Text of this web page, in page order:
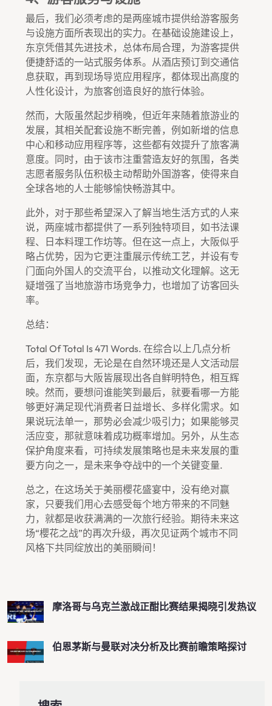
最后，我们必须考虑的是两座城市提供给游客服务
与设施方面所表现出的实力。在基础设施建设上，
东京凭借其先进技术，总体布局合理，为游客提供
便捷舒适的一站式服务体系。从酒店预订到交通信
息获取，再到现场导览应用程序，都体现出高度的
人性化设计，为旅客创造良好的旅行体验。
然而，大阪虽然起步稍晚，但近年来随着旅游业的
发展，其相关配套设施不断完善，例如新增的信息
中心和移动应用程序等，这些都有效提升了旅客满
意度。同时，由于该市注重营造友好的氛围，各类
志愿者服务队伍积极主动帮助外国游客，使得来自
全球各地的人士能够愉快畅游其中。
此外，对于那些希望深入了解当地生活方式的人来
说，两座城市都提供了一系列独特项目，如书法课
程、日本料理工作坊等。但在这一点上，大阪似乎
略占优势，因为它更注重展示传统工艺，并设有专
门面向外国人的交流平台，以推动文化理解。这无
疑增强了当地旅游市场竞争力，也增加了访客回头
率。
总结：
Total Of Total Is 471 Words. 在综合以上几点分析
后，我们发现，无论是在自然环境还是人文活动层
面，东京都与大阪皆展现出各自鲜明特色，相互辉
映。然而，要想问谁能笑到最后，就要看哪一方能
够更好满足现代消费者日益增长、多样化需求。如
果说玩法单一，那势必会减少吸引力；如果能够灵
活应变，那就意味着成功概率增加。另外，从生态
保护角度来看，可持续发展策略也是未来发展的重
要方向之一，是未来争夺战中的一个关键变量.
总之，在这场关于美丽櫻花盛宴中，没有绝对赢
家，只要我们用心去感受每个地方带来的不同魅
力，就都是收获满满的一次旅行经验。期待未来这
场“櫻花之战”的再次升级，再次见证两个城市不同
风格下共同绽放出的美丽瞬间！
摩洛哥与乌克兰激战正酣比赛结果揭晓引发热议
伯恩茅斯与曼联对决分析及比赛前瞻策略探讨